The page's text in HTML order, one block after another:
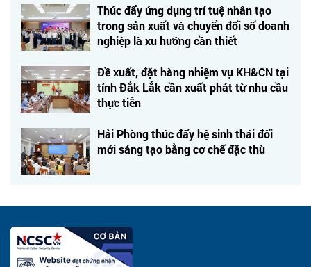
Thúc đẩy ứng dụng trí tuệ nhân tạo
trong sản xuất và chuyển đổi số doanh
nghiệp là xu hướng cần thiết
Đề xuất, đặt hàng nhiệm vụ KH&CN tại
tỉnh Đắk Lắk cần xuất phát từ nhu cầu
thực tiễn
Hải Phòng thúc đẩy hệ sinh thái đổi
mới sáng tạo bằng cơ chế đặc thù